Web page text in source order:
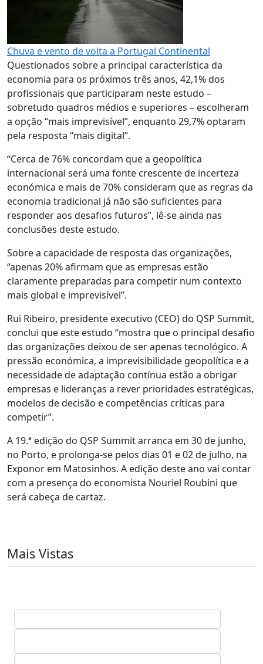
Chuva e vento de volta a Portugal Continental
Questionados sobre a principal característica da
economia para os próximos três anos, 42,1% dos
profissionais que participaram neste estudo –
sobretudo quadros médios e superiores – escolheram
a opção “mais imprevisível”, enquanto 29,7% optaram
pela resposta “mais digital”.
“Cerca de 76% concordam que a geopolítica
internacional será uma fonte crescente de incerteza
económica e mais de 70% consideram que as regras da
economia tradicional já não são suficientes para
responder aos desafios futuros”, lê-se ainda nas
conclusões deste estudo.
Sobre a capacidade de resposta das organizações,
“apenas 20% afirmam que as empresas estão
claramente preparadas para competir num contexto
mais global e imprevisível”.
Rui Ribeiro, presidente executivo (CEO) do QSP Summit,
conclui que este estudo “mostra que o principal desafio
das organizações deixou de ser apenas tecnológico. A
pressão económica, a imprevisibilidade geopolítica e a
necessidade de adaptação contínua estão a obrigar
empresas e lideranças a rever prioridades estratégicas,
modelos de decisão e competências críticas para
competir”.
A 19.ª edição do QSP Summit arranca em 30 de junho,
no Porto, e prolonga-se pelos dias 01 e 02 de julho, na
Exponor em Matosinhos. A edição deste ano vai contar
com a presença do economista Nouriel Roubini que
será cabeça de cartaz.
Mais Vistas